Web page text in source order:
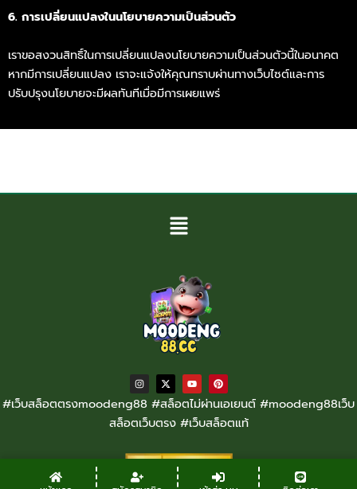
6. การเปลี่ยนแปลงในนโยบายความเป็นส่วนตัว
เราขอสงวนสิทธิ์ในการเปลี่ยนแปลงนโยบายความเป็นส่วนตัวนี้ในอนาคต
หากมีการเปลี่ยนแปลง เราจะแจ้งให้คุณทราบผ่านทางเว็บไซต์และการ
ปรับปรุงนโยบายจะมีผลทันทีเมื่อมีการเผยแพร่
Menu
I
n
s
t
a
g
m
X
-
t
w
t
r
Y
o
u
t
u
b
P
i
n
t
e
r
t
#เว็บสล็อตตรงmoodeng88 #สล็อตไม่ผ่านเอเยนต์ #moodeng88เว็บ
สล็อตเว็บตรง #เว็บสล็อตแท้
Copyright © 2026 moodeng88 | Powered by moodeng88